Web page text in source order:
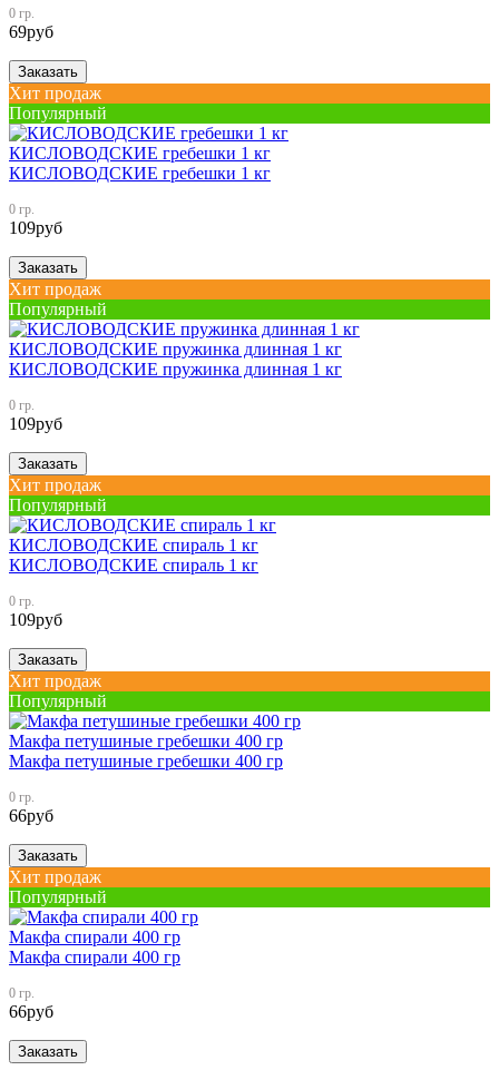
0 гр.
69руб
Заказать
Хит продаж
Популярный
КИСЛОВОДСКИЕ гребешки 1 кг
КИСЛОВОДСКИЕ гребешки 1 кг
0 гр.
109руб
Заказать
Хит продаж
Популярный
КИСЛОВОДСКИЕ пружинка длинная 1 кг
КИСЛОВОДСКИЕ пружинка длинная 1 кг
0 гр.
109руб
Заказать
Хит продаж
Популярный
КИСЛОВОДСКИЕ спираль 1 кг
КИСЛОВОДСКИЕ спираль 1 кг
0 гр.
109руб
Заказать
Хит продаж
Популярный
Макфа петушиные гребешки 400 гр
Макфа петушиные гребешки 400 гр
0 гр.
66руб
Заказать
Хит продаж
Популярный
Макфа спирали 400 гр
Макфа спирали 400 гр
0 гр.
66руб
Заказать